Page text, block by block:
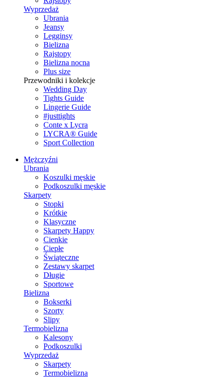
Wyprzedaż
Ubrania
Jeansy
Legginsy
Bielizna
Rajstopy
Bielizna nocna
Plus size
Przewodniki i kolekcje
Wedding Day
Tights Guide
Lingerie Guide
#justtights
Conte x Lycra
LYCRA® Guide
Sport Сollection
Mężczyźni
Ubrania
Koszulki męskie
Podkoszulki męskie
Skarpety
Stopki
Krótkie
Klasyczne
Skarpety Happy
Cienkie
Ciepłe
Świąteczne
Zestawy skarpet
Długie
Sportowe
Bielizna
Bokserki
Szorty
Slipy
Termobielizna
Kalesony
Podkoszulki
Wyprzedaż
Skarpety
Termobielizna